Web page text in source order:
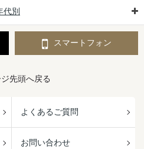
代別
スマートフォン
先頭へ戻る
よくあるご質問
お問い合わせ